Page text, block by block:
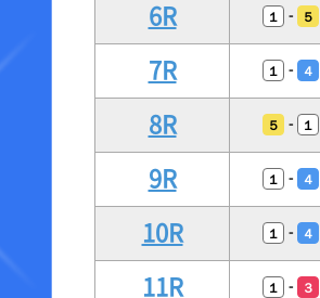
6R １ - ５
7R １ - ４
8R ５ - １
9R １ - ４
10R １ - ４
11R １ - ３